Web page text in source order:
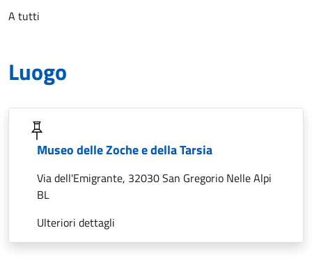
A tutti
Luogo
Museo delle Zoche e della Tarsia
Via dell'Emigrante, 32030 San Gregorio Nelle Alpi
BL
Ulteriori dettagli